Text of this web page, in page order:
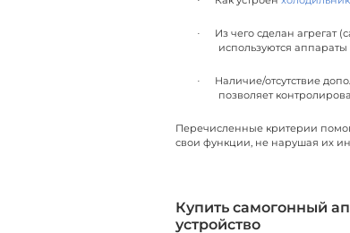
· Из чего сделан агрегат
используются
· Наличие/отсутствие
позволяет
Перечисленные критерии
свои функции, не нарушая их
Купить самогонный
устройство